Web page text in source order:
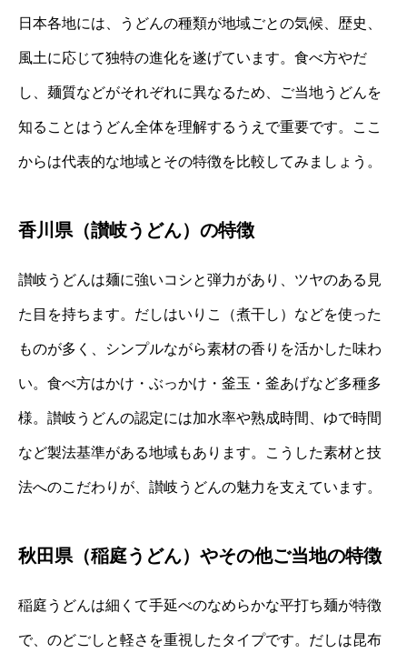
日本各地には、うどんの種類が地域ごとの気候、歴史、
風土に応じて独特の進化を遂げています。食べ方やだ
し、麺質などがそれぞれに異なるため、ご当地うどんを
知ることはうどん全体を理解するうえで重要です。ここ
からは代表的な地域とその特徴を比較してみましょう。
香川県（讃岐うどん）の特徴
讃岐うどんは麺に強いコシと弾力があり、ツヤのある見
た目を持ちます。だしはいりこ（煮干し）などを使った
ものが多く、シンプルながら素材の香りを活かした味わ
い。食べ方はかけ・ぶっかけ・釜玉・釜あげなど多種多
様。讃岐うどんの認定には加水率や熟成時間、ゆで時間
など製法基準がある地域もあります。こうした素材と技
法へのこだわりが、讃岐うどんの魅力を支えています。
秋田県（稲庭うどん）やその他ご当地の特徴
稲庭うどんは細くて手延べのなめらかな平打ち麺が特徴
で、のどごしと軽さを重視したタイプです。だしは昆布